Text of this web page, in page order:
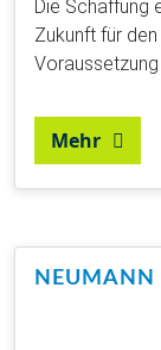
Die Schaffung
Zukunft für
Mehr
NEUMANN